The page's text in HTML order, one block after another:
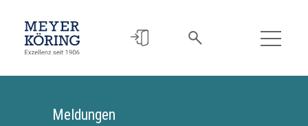
Meldungen